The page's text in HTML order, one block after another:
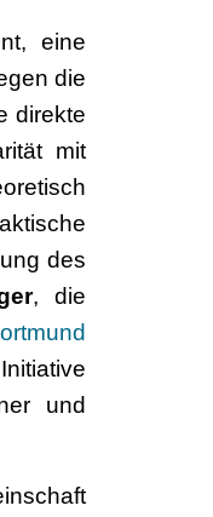
eine
die
direkte
mit
des
, die
und